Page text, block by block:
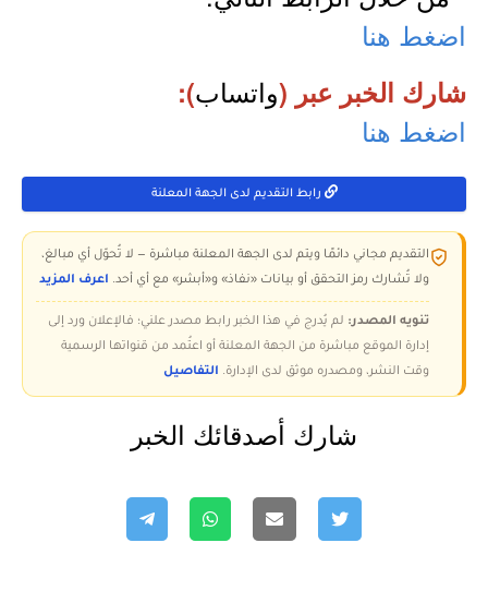
اضغط هنا
شارك الخبر عبر (واتساب):
اضغط هنا
رابط التقديم لدى الجهة المعلنة
التقديم مجاني دائمًا ويتم لدى الجهة المعلنة مباشرة — لا تُحوّل أي مبالغ،
ولا تُشارك رمز التحقق أو بيانات «نفاذ» و«أبشر» مع أي أحد. اعرف المزيد
تنويه المصدر: لم يُدرج في هذا الخبر رابط مصدر علني؛ فالإعلان ورد إلى
إدارة الموقع مباشرة من الجهة المعلنة أو اعتُمد من قنواتها الرسمية
وقت النشر، ومصدره موثق لدى الإدارة. التفاصيل
شارك أصدقائك الخبر